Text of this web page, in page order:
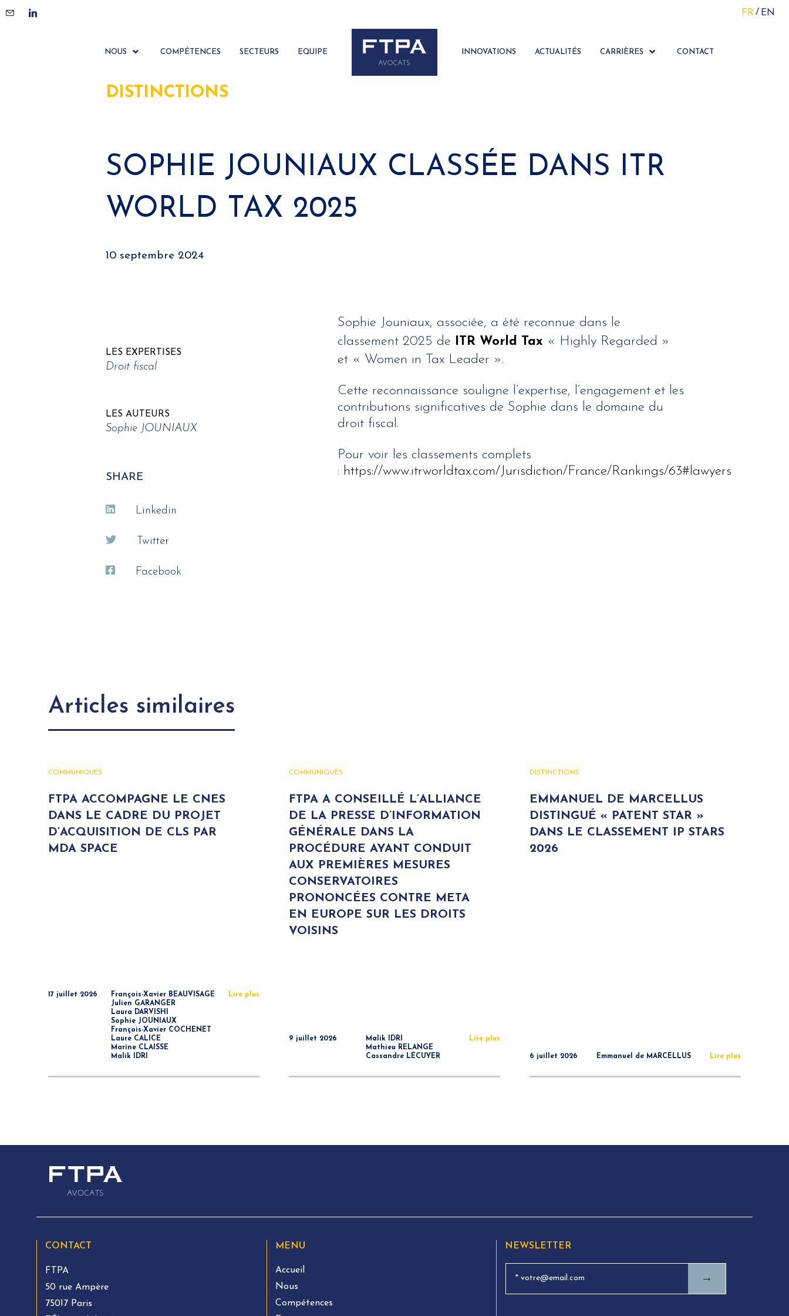
FR EN
NOUS COMPÉTENCES SECTEURS EQUIPE INNOVATIONS ACTUALITÉS CARRIÈRES CONTACT
DISTINCTIONS
SOPHIE JOUNIAUX CLASSÉE DANS ITR
WORLD TAX 2025
10 septembre 2024
LES EXPERTISES
Droit fiscal
LES AUTEURS
Sophie JOUNIAUX
SHARE
Linkedin
Twitter
Facebook
Sophie Jouniaux, associée, a été reconnue dans le
classement 2025 de ITR World Tax « Highly Regarded »
et « Women in Tax Leader ».
Cette reconnaissance souligne l’expertise, l’engagement et les
contributions significatives de Sophie dans le domaine du
droit fiscal.
Pour voir les classements complets
: https://www.itrworldtax.com/Jurisdiction/France/Rankings/63#lawyers
Articles similaires
COMMUNIQUÉS
FTPA ACCOMPAGNE LE CNES
DANS LE CADRE DU PROJET
D’ACQUISITION DE CLS PAR
MDA SPACE
17 juillet 2026
François-Xavier BEAUVISAGE
Julien GARANGER
Laura DARVISHI
Sophie JOUNIAUX
François-Xavier COCHENET
Laure CALICE
Marine CLAISSE
Malik IDRI
Lire plus
COMMUNIQUÉS
FTPA A CONSEILLÉ L’ALLIANCE
DE LA PRESSE D’INFORMATION
GÉNÉRALE DANS LA
PROCÉDURE AYANT CONDUIT
AUX PREMIÈRES MESURES
CONSERVATOIRES
PRONONCÉES CONTRE META
EN EUROPE SUR LES DROITS
VOISINS
9 juillet 2026
Malik IDRI
Mathieu RELANGE
Cassandre LÉCUYER
Lire plus
DISTINCTIONS
EMMANUEL DE MARCELLUS
DISTINGUÉ « PATENT STAR »
DANS LE CLASSEMENT IP STARS
2026
6 juillet 2026 Emmanuel de MARCELLUS Lire plus
CONTACT
FTPA
50 rue Ampère
75017 Paris
MENU
Accueil
Nous
Compétences
NEWSLETTER
→